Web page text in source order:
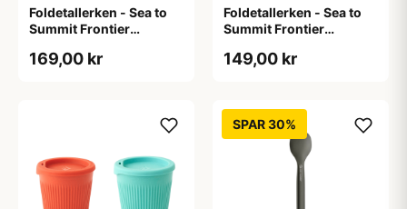
Foldetallerken - Sea to
Summit Frontier
169,00 kr
Foldetallerken - Sea to
Summit Frontier
Medium
149,00 kr
SPAR 30%